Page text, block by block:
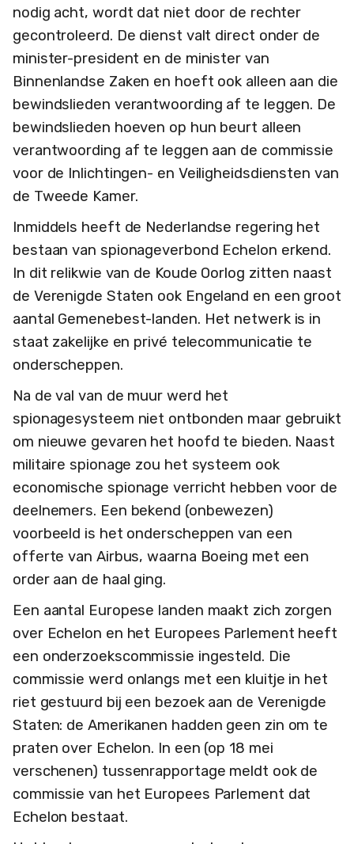
nodig acht, wordt dat niet door de rechter
gecontroleerd. De dienst valt direct onder de
minister-president en de minister van
Binnenlandse Zaken en hoeft ook alleen aan die
bewindslieden verantwoording af te leggen. De
bewindslieden hoeven op hun beurt alleen
verantwoording af te leggen aan de commissie
voor de Inlichtingen- en Veiligheidsdiensten van
de Tweede Kamer.
Inmiddels heeft de Nederlandse regering het
bestaan van spionageverbond Echelon erkend.
In dit relikwie van de Koude Oorlog zitten naast
de Verenigde Staten ook Engeland en een groot
aantal Gemenebest-landen. Het netwerk is in
staat zakelijke en privé telecommunicatie te
onderscheppen.
Na de val van de muur werd het
spionagesysteem niet ontbonden maar gebruikt
om nieuwe gevaren het hoofd te bieden. Naast
militaire spionage zou het systeem ook
economische spionage verricht hebben voor de
deelnemers. Een bekend (onbewezen)
voorbeeld is het onderscheppen van een
offerte van Airbus, waarna Boeing met een
order aan de haal ging.
Een aantal Europese landen maakt zich zorgen
over Echelon en het Europees Parlement heeft
een onderzoekscommissie ingesteld. Die
commissie werd onlangs met een kluitje in het
riet gestuurd bij een bezoek aan de Verenigde
Staten: de Amerikanen hadden geen zin om te
praten over Echelon. In een (op 18 mei
verschenen) tussenrapportage meldt ook de
commissie van het Europees Parlement dat
Echelon bestaat.